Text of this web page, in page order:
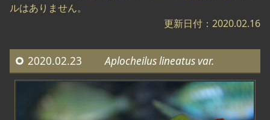
ルはありません。
更新日付：2020.02.16
2020.02.23Aplocheilus lineatus var.